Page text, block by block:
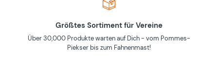
Größtes Sortiment für Vereine
Über 30,000 Produkte warten auf Dich - vom Pommes-
Piekser bis zum Fahnenmast!